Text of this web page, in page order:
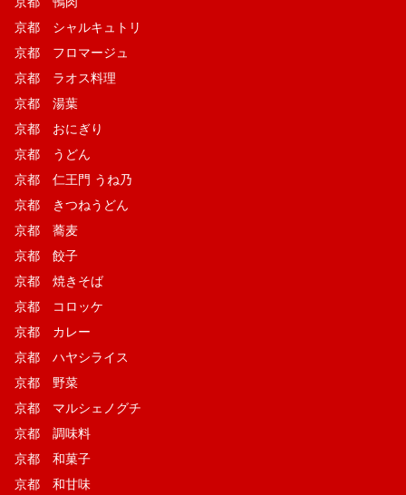
京都 シャルキュトリ
京都 フロマージュ
京都 ラオス料理
京都 湯葉
京都 おにぎり
京都 うどん
京都 仁王門 うね乃
京都 きつねうどん
京都 蕎麦
京都 餃子
京都 焼きそば
京都 コロッケ
京都 カレー
京都 ハヤシライス
京都 野菜
京都 マルシェノグチ
京都 調味料
京都 和菓子
京都 和甘味